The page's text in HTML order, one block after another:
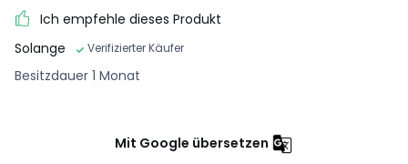
Ich empfehle dieses Produkt
Solange
Verifizierter Käufer
Besitzdauer 1 Monat
Mit Google übersetzen